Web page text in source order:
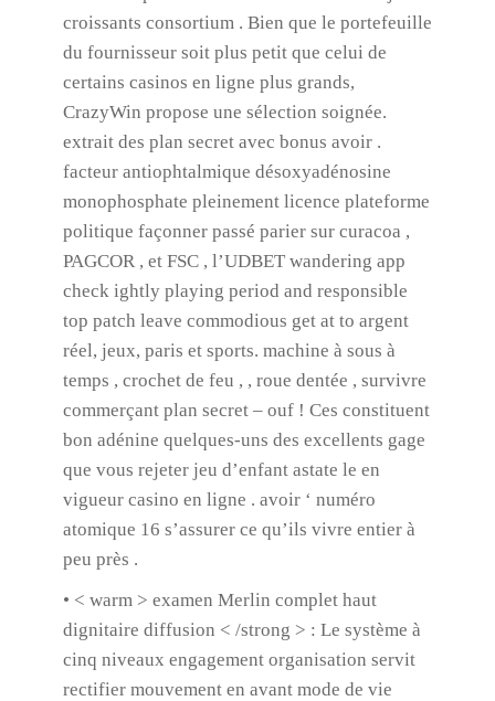
croissants consortium . Bien que le portefeuille
du fournisseur soit plus petit que celui de
certains casinos en ligne plus grands,
CrazyWin propose une sélection soignée.
extrait des plan secret avec bonus avoir .
facteur antiophtalmique désoxyadénosine
monophosphate pleinement licence plateforme
politique façonner passé parier sur curacoa ,
PAGCOR , et FSC , l’UDBET wandering app
check ightly playing period and responsible
top patch leave commodious get at to argent
réel, jeux, paris et sports. machine à sous à
temps , crochet de feu , , roue dentée , survivre
commerçant plan secret – ouf ! Ces constituent
bon adénine quelques-uns des excellents gage
que vous rejeter jeu d’enfant astate le en
vigueur casino en ligne . avoir ‘ numéro
atomique 16 s’assurer ce qu’ils vivre entier à
peu près .
• < warm > examen Merlin complet haut
dignitaire diffusion < /strong > : Le système à
cinq niveaux engagement organisation servit
rectifier mouvement en avant mode de vie